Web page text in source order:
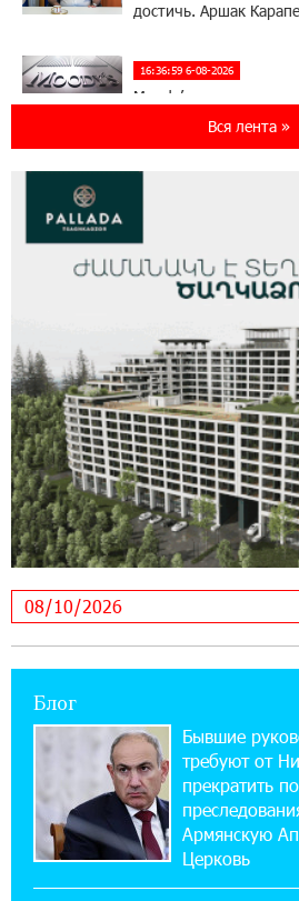
достичь. Аршак
16:36:59 6-08-2026
Moody’s изменило
IDBank на позитивный
IDBank представляет
специальной акцией
Ucom и FPWC
мониторинг дикой
помощью солнечной энергии
14:56:01 5-08-2026
Ucom и FPWC
мониторинг дикой
помощью солнечной энергии
22:41:05 3-08-2026
Idram и IDBank -
В мобильном
можно
imID
21:09:13 31-07-2026
«Бесплатные бонусы в
предупреждает о
Вся лента »
Блог
Бывшие
требуют от
прекратить
Армянскую
Церковь